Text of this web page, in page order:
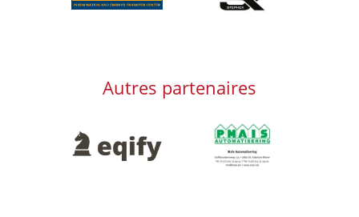
Autres partenaires
Afbeelding Afbeelding